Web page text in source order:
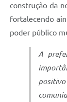
construção da
fortalecendo
poder público
A